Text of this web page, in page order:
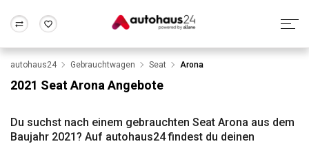
Wir bewerten dein Auto
Alle Fragen & Antworten
Rund um die Inzahlungnahme
Frankfurt Wuppertal
autohaus24 Gebrauchtwagen Seat Arona
2021 Seat Arona Angebote
Du suchst nach einem gebrauchten Seat Arona aus dem
Baujahr 2021? Auf autohaus24 findest du deinen